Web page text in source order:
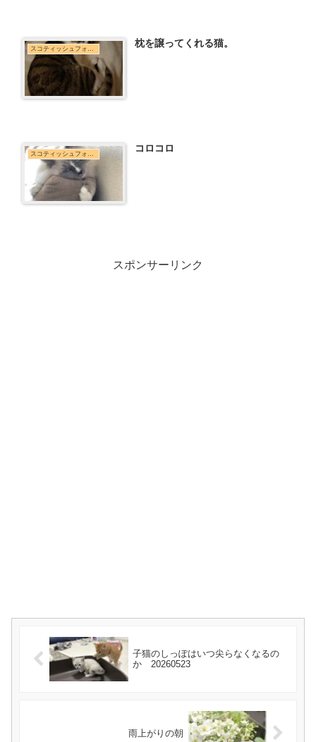
枕を譲ってくれる猫。
コロコロ
スポンサーリンク
子猫のしっぽはいつ尖らなくなるの
か 20260523
雨上がりの朝